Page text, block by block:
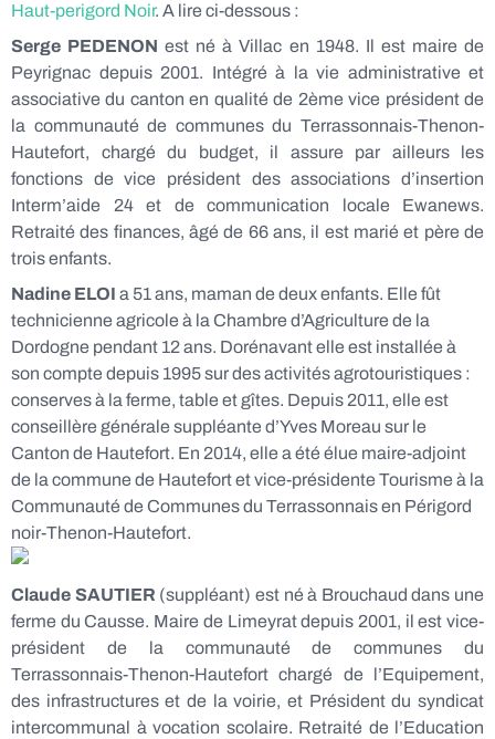
Haut-perigord Noir. A lire ci-dessous :
Serge PEDENON est né à Villac en 1948. Il est maire de
Peyrignac depuis 2001. Intégré à la vie administrative et
associative du canton en qualité de 2ème vice président de
la communauté de communes du Terrassonnais-Thenon-
Hautefort, chargé du budget, il assure par ailleurs les
fonctions de vice président des associations d’insertion
Interm’aide 24 et de communication locale Ewanews.
Retraité des finances, âgé de 66 ans, il est marié et père de
trois enfants.
Nadine ELOI a 51 ans, maman de deux enfants. Elle fût
technicienne agricole à la Chambre d’Agriculture de la
Dordogne pendant 12 ans. Dorénavant elle est installée à
son compte depuis 1995 sur des activités agrotouristiques :
conserves à la ferme, table et gîtes. Depuis 2011, elle est
conseillère générale suppléante d’Yves Moreau sur le
Canton de Hautefort. En 2014, elle a été élue maire-adjoint
de la commune de Hautefort et vice-présidente Tourisme à la
Communauté de Communes du Terrassonnais en Périgord
noir-Thenon-Hautefort.
Claude SAUTIER (suppléant) est né à Brouchaud dans une
ferme du Causse. Maire de Limeyrat depuis 2001, il est vice-
président de la communauté de communes du
Terrassonnais-Thenon-Hautefort chargé de l’Equipement,
des infrastructures et de la voirie, et Président du syndicat
intercommunal à vocation scolaire. Retraité de l’Education